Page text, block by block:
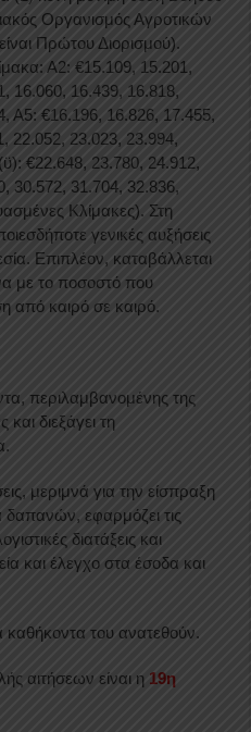
Οργανισμός Αγροτικών
Πρώτου Διορισμού).
Α2: €15.109, 15.201,
16.060, 16.439, 16.818,
Α5: €16.196, 16.826, 17.455,
22.052, 23.023, 23.994,
€22.648, 23.780, 24.912,
30.572, 31.704, 32.836,
Κλίμακες). Στη
γενικές αυξήσεις
Επιπλέον, καταβάλλεται
με το ποσοστό που
από καιρό σε καιρό.
περιλαμβανομένης της
διεξάγει τη
μεριμνά για την είσπραξη
δαπανών, εφαρμόζει τις
διατάξεις και
και έλεγχο στα έσοδα και
καθήκοντα του ανατεθούν.
αιτήσεων είναι η 19η